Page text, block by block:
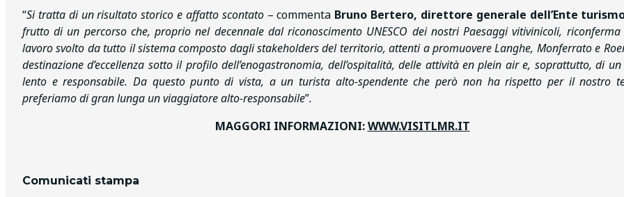
“Si tratta di un risultato storico e affatto scontato– commenta Bruno Bertero, direttore generale dell’Ente
frutto di un percorso che, proprio nel decennale dal riconoscimento UNESCO dei nostri Paesaggi vitivinicoli, riconferma
lavoro svolto da tutto il sistema composto dagli stakeholders del territorio, attenti a promuovere Langhe, Monferrato e
destinazione d’eccellenza sotto il profilo dell’enogastronomia, dell’ospitalità, delle attività en plein air e, soprattutto, di
lento e responsabile. Da questo punto di vista, a un turista alto-spendente che però non ha rispetto per il nostro
preferiamo di gran lunga un viaggiatore alto-responsabile”.
MAGGORI INFORMAZIONI:WWW.VISITLMR.IT
Comunicati stampa